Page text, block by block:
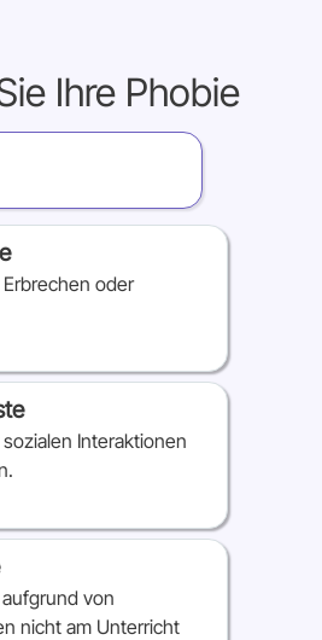
Ihre Phobie
oder
Interaktionen
von
nicht am Unterricht